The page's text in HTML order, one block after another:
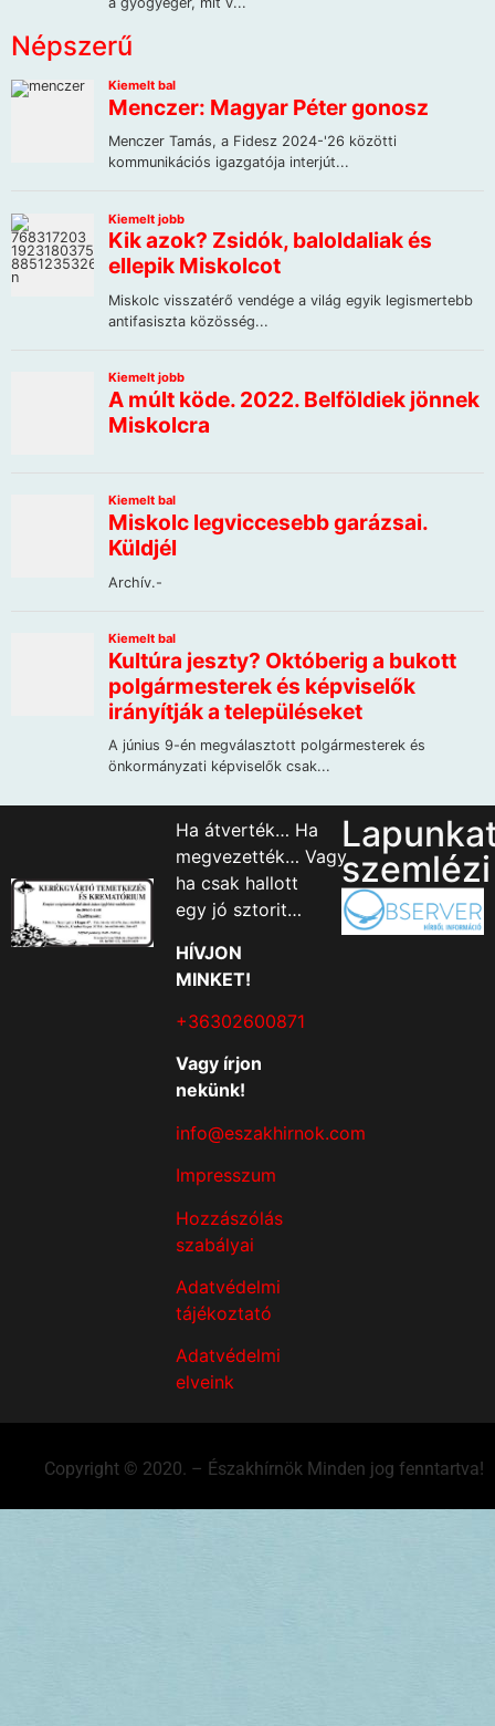
Népszerű
Ha átverték… Ha
megvezették… Vagy
ha csak hallott
egy jó sztorit…
HÍVJON
MINKET!
+36302600871
Vagy írjon
nekünk!
info@eszakhirnok.com
Impresszum
Hozzászólás
szabályai
Adatvédelmi
tájékoztató
Adatvédelmi
elveink
szemlézi
Copyright © 2020. – Északhírnök Minden jog fenntartva!